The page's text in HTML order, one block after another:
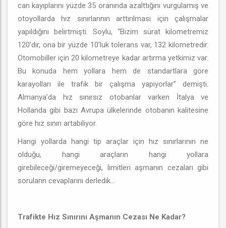
can kayıplarını yüzde 35 oranında azalttığını vurgulamış ve
otoyollarda hız sınırlarının arttırılması için çalışmalar
yapıldığını belirtmişti. Soylu, “Bizim sürat kilometremiz
120’dir, ona bir yüzde 10’luk tolerans var, 132 kilometredir.
Otomobiller için 20 kilometreye kadar artırma yetkimiz var.
Bu konuda hem yollara hem de standartlara göre
karayolları ile trafik bir çalışma yapıyorlar” demişti.
Almanya’da hız sınırsız otobanlar varken İtalya ve
Hollanda gibi bazı Avrupa ülkelerinde otobanın kalitesine
göre hız sınırı artabiliyor.
Hangi yollarda hangi tip araçlar için hız sınırlarının ne
olduğu, hangi araçların hangi yollara
girebileceği/giremeyeceği, limitleri aşmanın cezaları gibi
soruların cevaplarını derledik...
Trafikte Hız Sınırını Aşmanın Cezası Ne Kadar?